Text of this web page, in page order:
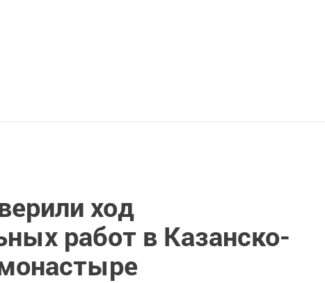
ход
работ в Казанско-